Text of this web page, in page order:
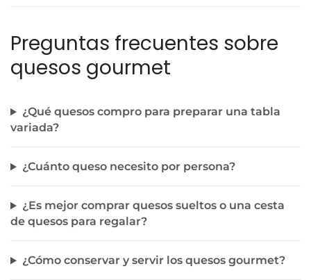
Preguntas frecuentes sobre
quesos gourmet
¿Qué quesos compro para preparar una tabla
variada?
¿Cuánto queso necesito por persona?
¿Es mejor comprar quesos sueltos o una cesta
de quesos para regalar?
¿Cómo conservar y servir los quesos gourmet?